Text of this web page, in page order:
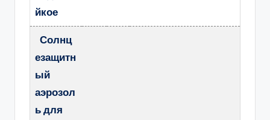
йкое
Солнц
езащитн
ый
аэрозол
ь для